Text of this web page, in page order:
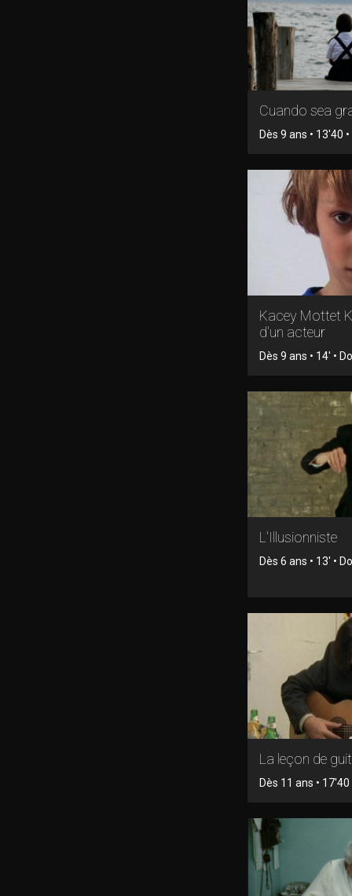
Cuando sea
Dès 9 ans • 13'40
Kacey Mottet
d'un acteur
Dès 9 ans • 14' •
L'Illusionniste
Dès 6 ans • 13' •
La leçon de
Dès 11 ans • 17'40